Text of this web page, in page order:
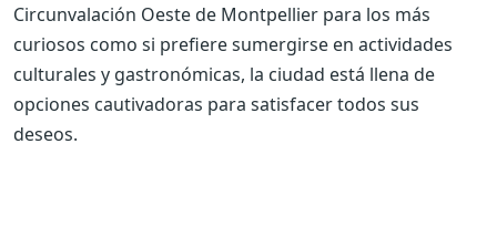
Circunvalación Oeste de Montpellier para los más
curiosos como si prefiere sumergirse en actividades
culturales y gastronómicas, la ciudad está llena de
opciones cautivadoras para satisfacer todos sus
deseos.